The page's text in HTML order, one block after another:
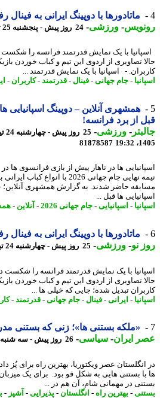
ماتادورها با دوپینگ ایرانی به فینال رفتند!
-ورزشی-24 روز پیش - پنجشنبه 25 تیر 1405، 02:28
با یک نمایش قدرتمند فرانسه را شکست داد
تصاویری از اردوی این تیم و کباب خوردن
- اسپانیا با یک نمایش قدرتمند ...
-جام جهانی-فینال-قدرتمند -کاربران - ایرانی
همشهری آنلاین – دوپینگ اسپانیایی ها
از برد فرانسه!
-ورزشی-
25 روز پیش - چهارشنبه 24 تیر
81878587
ها در ناهار پیش از بازی فرانسوی ها در
نیمه نهایی جام جهانی 2026 با انواع کباب ایرانی برای
حاضر شدند. به گزارش همشهری آنلاین؛ -
ها قبل ...
-اسپانیایی-جام جهانی 2026 -آنلاین-
ماتادورها با دوپینگ ایرانی به فینال رفتند!
نو- ورزشی-25 روز پیش - چهارشنبه 24 تیر 1405، 09:00
با یک نمایش قدرتمند فرانسه را شکست داد
تصاویری از اردوی این تیم و کباب خوردن
تبدیل شده؛ جایی که خیلی ها ...
-ایرانی- فینال-جام جهانی-قدرتمند -کاربران
«ملکه بستنی ها»؛ زنی که بستنی مدرن
ایران- سیاسی-26 روز پیش - سه شنبه 23 تیر 1405، 06:05
عصر ویکتوریا، بهترین راه برای پُز دادن به
بستنی هایی به شکل قو بود. برای یک میزبان در
در مهمانی شام، آن هم در ...
-بهترین راه- انگلستان-پذیرایی- آشپز -